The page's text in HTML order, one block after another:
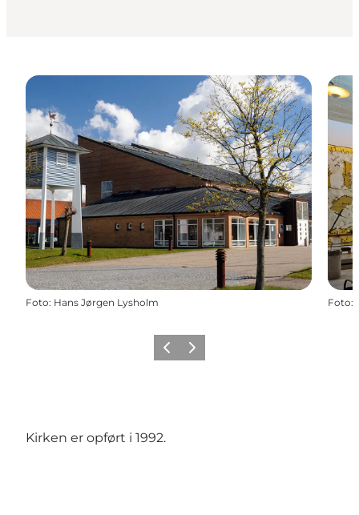
Foto: Hans Jørgen Lysholm Foto:
ForrigeNæste
Kirken er opført i 1992.